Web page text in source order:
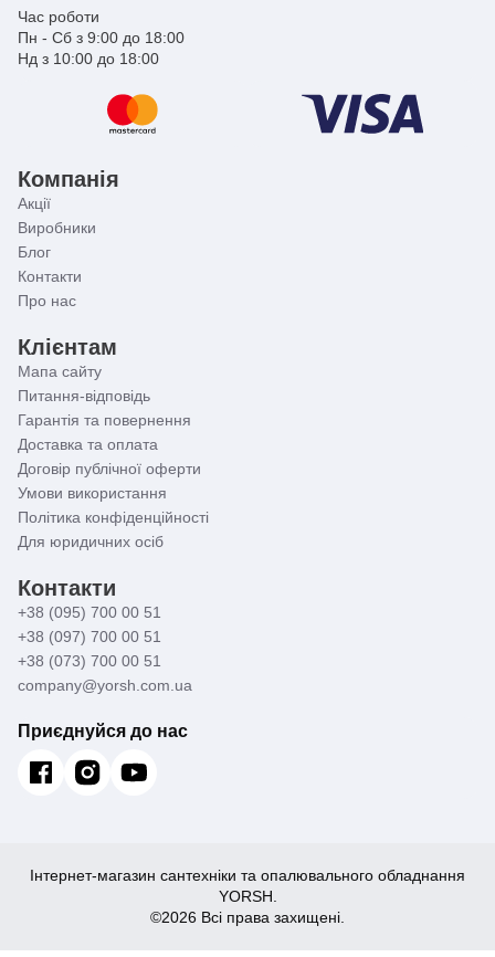
З колектором для теплої підлоги Koer KR.S1011-02, ви
отримуєте не просто продукт - ви отримуєте
впевненість у точності керування, надійності та
довговічності. Цей аксесуар стане центральною
ланкою вашої системи опалення, забезпечуючи
комфорт і ефективність протягом багатьох років.
Час роботи
Пн - Сб з 9:00 до 18:00
Нд з 10:00 до 18:00
Компанія
Акції
Виробники
Блог
Контакти
Про нас
Клієнтам
Мапа сайту
Питання-відповідь
Гарантія та повернення
Доставка та оплата
Договір публічної оферти
Умови використання
Політика конфіденційності
Для юридичних осіб
Контакти
+38 (095) 700 00 51
+38 (097) 700 00 51
+38 (073) 700 00 51
company@yorsh.com.ua
Приєднуйся до нас
Інтернет-магазин сантехніки та опалювального обладнання
YORSH.
©2026 Всі права захищені.